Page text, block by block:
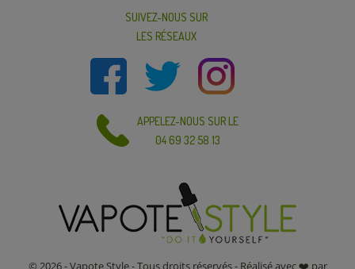
SUIVEZ-NOUS SUR
LES RÉSEAUX
APPELEZ-NOUS SUR LE
04 69 32 58 13
© 2026 - Vapote Style - Tous droits réservés - Réalisé avec ❤️ par